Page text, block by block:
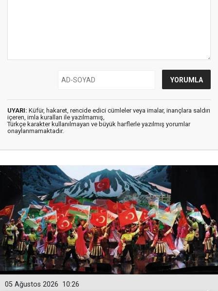
UYARI: Küfür, hakaret, rencide edici cümleler veya imalar, inançlara saldırı
içeren, imla kuralları ile yazılmamış,
Türkçe karakter kullanılmayan ve büyük harflerle yazılmış yorumlar
onaylanmamaktadır.
10:26
05 Ağustos 2026